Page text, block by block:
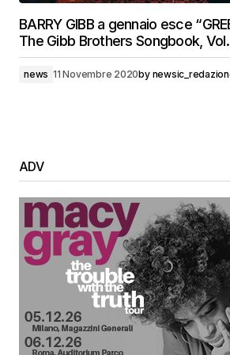
BARRY GIBB a gennaio esce
The Gibb Brothers Songbook, Vol.
news 11 Novembre 2020by
ADV